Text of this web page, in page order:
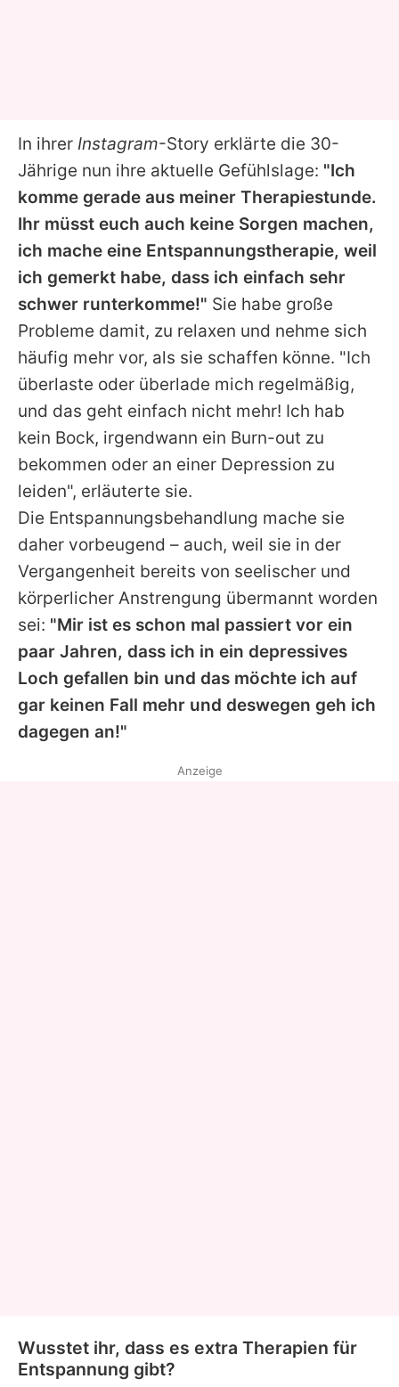
In ihrer Instagram-Story erklärte die 30-
Jährige nun ihre aktuelle Gefühlslage: "Ich
komme gerade aus meiner Therapiestunde.
Ihr müsst euch auch keine Sorgen machen,
ich mache eine Entspannungstherapie, weil
ich gemerkt habe, dass ich einfach sehr
schwer runterkomme!" Sie habe große
Probleme damit, zu relaxen und nehme sich
häufig mehr vor, als sie schaffen könne. "Ich
überlaste oder überlade mich regelmäßig,
und das geht einfach nicht mehr! Ich hab
kein Bock, irgendwann ein Burn-out zu
bekommen oder an einer Depression zu
leiden", erläuterte sie.
Die Entspannungsbehandlung mache sie
daher vorbeugend – auch, weil sie in der
Vergangenheit bereits von seelischer und
körperlicher Anstrengung übermannt worden
sei: "Mir ist es schon mal passiert vor ein
paar Jahren, dass ich in ein depressives
Loch gefallen bin und das möchte ich auf
gar keinen Fall mehr und deswegen geh ich
dagegen an!"
Anzeige
Wusstet ihr, dass es extra Therapien für
Entspannung gibt?